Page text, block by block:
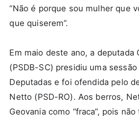
“Não é porque sou mulher que
que quiserem”.
Em maio deste ano, a deputada
(PSDB-SC) presidiu uma
Deputadas e foi ofendida pelo
Netto (PSD-RO). Aos berros,
Geovania como “fraca”, pois